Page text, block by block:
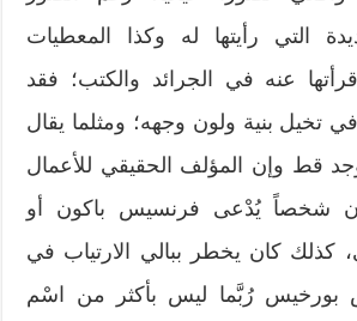
التي رأيتها له وكذا المعطيات
قرأتها عنه في الجرائد والكتب؛ فقد
تخيل بنية ولون وجهه؛ ومثلما يقال
قط وإن المؤلف الحقيقي للأعمال
كان شخصاً يُدْعى فرنسيس باكون أو
كذلك كان يخطر ببالي الارتياب في
بورخيس رُبَّما ليس بأكثر من اسْم